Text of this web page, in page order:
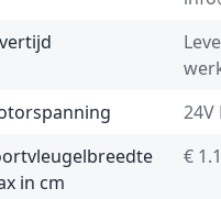
24V
in cm
€